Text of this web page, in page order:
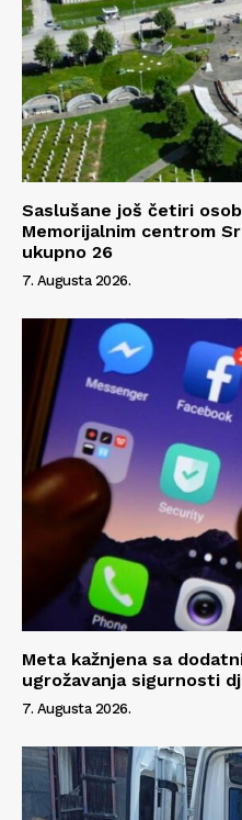
Info
O nama
Kontakt
Impressum
Saslušane još četiri
Memorijalnim centrom
ukupno 26
7. Augusta 2026.
Meta kažnjena sa
ugrožavanja sigurnosti
7. Augusta 2026.